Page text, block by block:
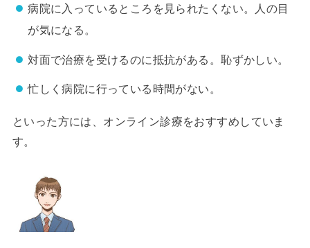
病院に入っているところを見られたくない。人の目
が気になる。
対面で治療を受けるのに抵抗がある。恥ずかしい。
忙しく病院に行っている時間がない。
といった方には、オンライン診療をおすすめしていま
す。